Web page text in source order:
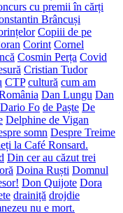
cu premii în cărți
Brâncuși
Copiii de pe
Corint Cornel
Cosmin Perța Covid
Cristian Tudor
CTP cultură cum am
Dan Lungu Dan
Dario Fo de Paște De
Delphine de Vigan
somn Despre Treime
la Café Ronsard.
Din cer au căzut trei
Doina Ruști Domnul
Don Quijote Dora
drainiță drojdie
nu e mort.